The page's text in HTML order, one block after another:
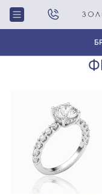
Главная Кольца
КОЛЬЦА